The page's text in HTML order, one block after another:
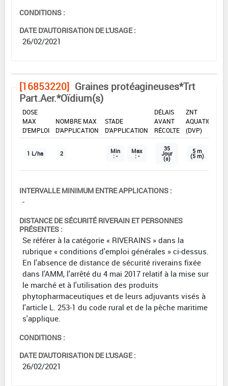
CONDITIONS :
DATE D'AUTORISATION DE L'USAGE :
26/02/2021
[16853220] Graines protéagineuses*Trt
Part.Aer.*Oïdium(s)
DOSE
MAX
D'EMPLOI
NOMBRE MAX
D'APPLICATION
STADE
D'APPLICATION
DÉLAIS
AVANT
RÉCOLTE
ZNT
AQUATIQUE
(DVP)
1 L/ha 2 Min
: -
Max
: -
35
Jour
(s)
5 m
(5 m)
INTERVALLE MINIMUM ENTRE APPLICATIONS :
-
DISTANCE DE SÉCURITÉ RIVERAIN ET PERSONNES
PRÉSENTES :
Se référer à la catégorie « RIVERAINS » dans la
rubrique « conditions d'emploi générales » ci-dessus.
En l'absence de distance de sécurité riverains fixée
dans l'AMM, l'arrêté du 4 mai 2017 relatif à la mise sur
le marché et à l'utilisation des produits
phytopharmaceutiques et de leurs adjuvants visés à
l'article L. 253-1 du code rural et de la pêche maritime
s'applique.
CONDITIONS :
DATE D'AUTORISATION DE L'USAGE :
26/02/2021